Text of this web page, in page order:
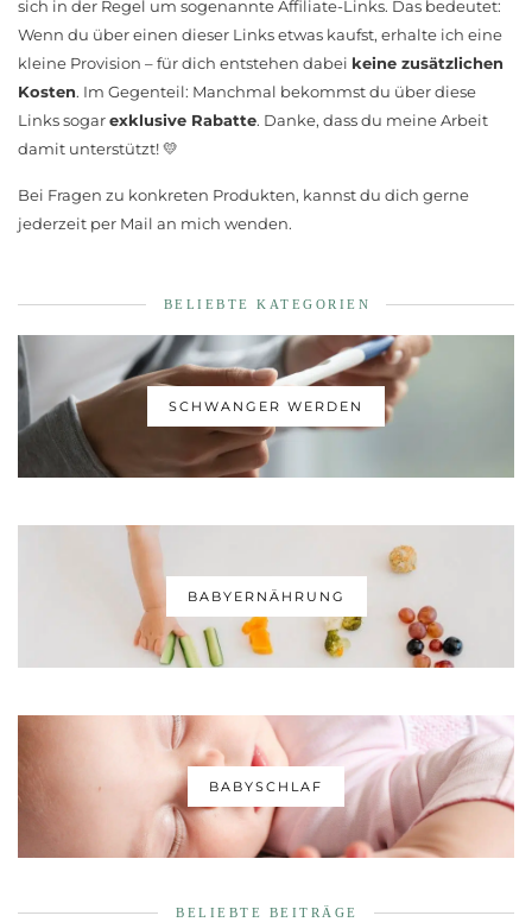
sich in der Regel um sogenannte Affiliate-Links. Das bedeutet:
Wenn du über einen dieser Links etwas kaufst, erhalte ich eine
kleine Provision – für dich entstehen dabei keine zusätzlichen
Kosten. Im Gegenteil: Manchmal bekommst du über diese
Links sogarexklusive Rabatte. Danke, dass du meine Arbeit
damit unterstützt! 💛
Bei Fragen zu konkreten Produkten, kannst du dich gerne
jederzeit per Mail an mich wenden.
BELIEBTE KATEGORIEN
SCHWANGER WERDEN
BABYERNÄHRUNG
BABYSCHLAF
BELIEBTE BEITRÄGE